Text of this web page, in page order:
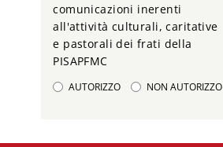
comunicazioni inerenti
all'attività culturali, caritative
e pastorali dei frati della
PISAPFMC
AUTORIZZO NON AUTORIZZO